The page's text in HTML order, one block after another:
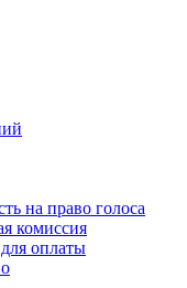
на право голоса
комиссия
оплаты